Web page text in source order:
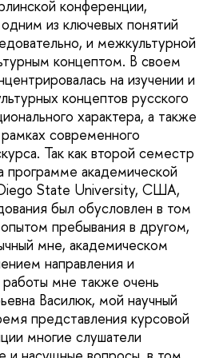
конференции,
из ключевых понятий
и межкультурной
концептом. В своем
на изучении и
концептов русского
характера, а также
современного
Так как второй семестр
программе академической
State University, США,
был обусловлен в том
пребывания в другом,
мне, академическом
направления и
мне также очень
Василюк, мой научный
представления курсовой
многие слушатели